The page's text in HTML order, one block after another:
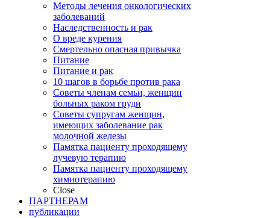
Методы лечения онкологических
заболеваний
Наследственность и рак
О вреде курения
Смертельно опасная привычка
Питание
Питание и рак
10 шагов в борьбе против рака
Советы членам семьи, женщин
больных раком груди
Советы супругам женщин,
имеющих заболевание рак
молочной железы
Памятка пациенту проходящему
лучевую терапию
Памятка пациенту проходящему
химиотерапию
Close
ПАРТНЕРАМ
публикации